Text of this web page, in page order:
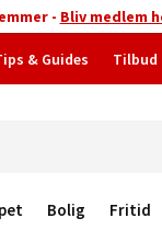
- Bliv medlem
& Guides Tilbud
Bolig Fritid